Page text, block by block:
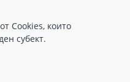
Cookies, които
субект.